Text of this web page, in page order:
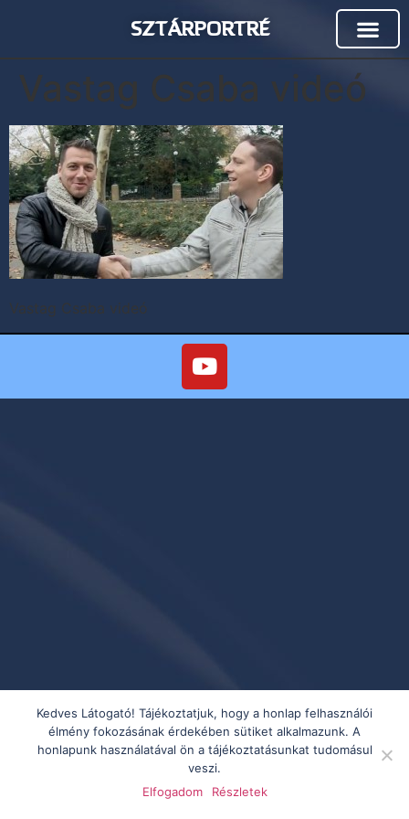
SZTÁRPORTRÉ
Vastag Csaba videó
Vastag Csaba videó
Kedves Látogató! Tájékoztatjuk, hogy a honlap felhasználói
élmény fokozásának érdekében sütiket alkalmazunk. A
honlapunk használatával ön a tájékoztatásunkat tudomásul
veszi.
Elfogadom
Részletek